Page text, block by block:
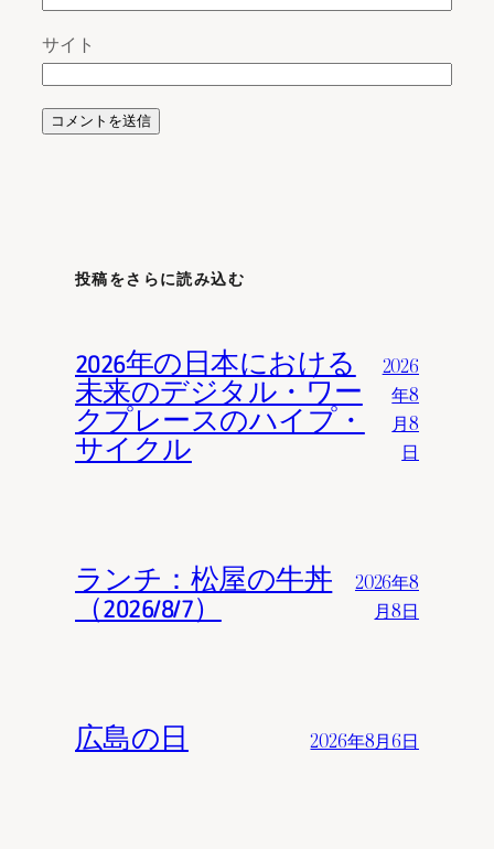
サイト
投稿をさらに読み込む
2026年の日本における
未来のデジタル・ワー
クプレースのハイプ・
サイクル
2026
年8
月8
日
ランチ：松屋の牛丼
（2026/8/7）
2026年8
月8日
広島の日 2026年8月6日